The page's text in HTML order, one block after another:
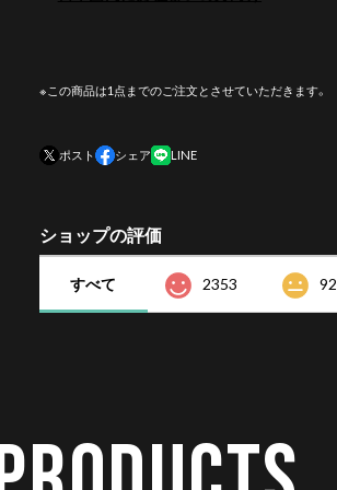
※この商品は1点までのご注文とさせていただきます。
ポスト シェア LINE
ショップの評価
すべて 2353 92